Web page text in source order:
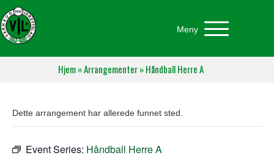
Meny
Hjem»Arrangementer»Håndball Herre A
Dette arrangement har allerede funnet sted.
Event Series: Håndball Herre A